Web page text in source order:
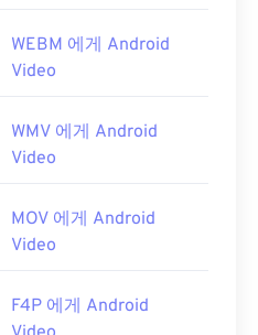
WEBM 에게 Android
Video
WMV 에게 Android
Video
MOV 에게 Android
Video
F4P 에게 Android